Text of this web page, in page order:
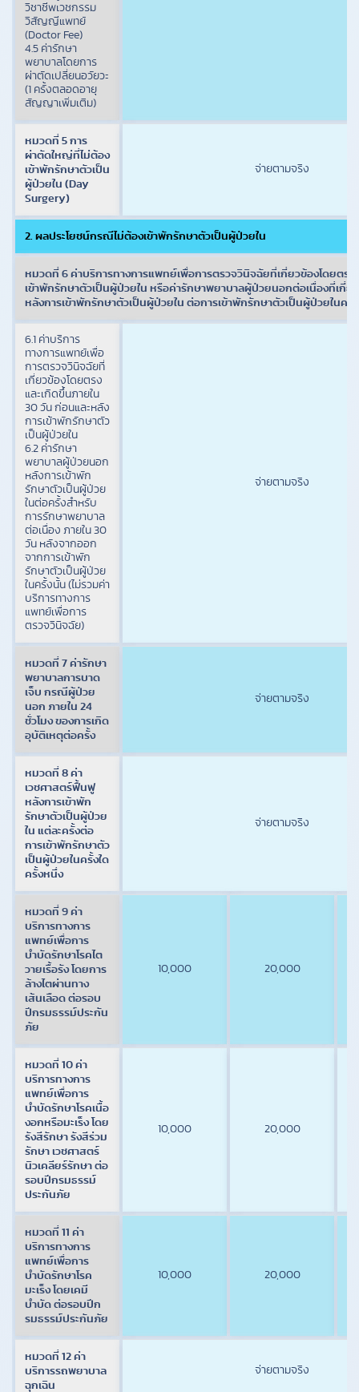
วิชาชีพเวชกรรม
วิสัญญีแพทย์
(Doctor Fee)
4.5 ค่ารักษา
พยาบาลโดยการ
ผ่าตัดเปลี่ยนอวัยวะ
(1 ครั้งตลอดอายุ
สัญญาเพิ่มเติม)
หมวดที่ 5 การ
ผ่าตัดใหญ่ที่ไม่ต้อง
เข้าพักรักษาตัวเป็น
ผู้ป่วยใน (Day
Surgery)
จ่ายตามจริง
2. ผลประโยชน์กรณีไม่ต้องเข้าพักรักษาตัวเป็นผู้ป่วยใน
หมวดที่ 6 ค่าบริการทางการแพทย์เพื่อการตรวจวินิจฉัยที่เกี่ยวข้องโดยตรง
เข้าพักรักษาตัวเป็นผู้ป่วยใน หรือค่ารักษาพยาบาลผู้ป่วยนอกต่อเนื่องที่เกี่ย
หลังการเข้าพักรักษาตัวเป็นผู้ป่วยใน ต่อการเข้าพักรักษาตัวเป็นผู้ป่วยในครั้
6.1 ค่าบริการ
ทางการแพทย์เพื่อ
การตรวจวินิจฉัยที่
เกี่ยวข้องโดยตรง
และเกิดขึ้นภายใน
30 วัน ก่อนและหลัง
การเข้าพักรักษาตัว
เป็นผู้ป่วยใน
6.2 ค่ารักษา
พยาบาลผู้ป่วยนอก
หลังการเข้าพัก
รักษาตัวเป็นผู้ป่วย
ในต่อครั้งสำหรับ
การรักษาพยาบาล
ต่อเนื่อง ภายใน 30
วัน หลังจากออก
จากการเข้าพัก
รักษาตัวเป็นผู้ป่วย
ในครั้งนั้น (ไม่รวมค่า
บริการทางการ
แพทย์เพื่อการ
ตรวจวินิจฉัย)
จ่ายตามจริง
หมวดที่ 7 ค่ารักษา
พยาบาลการบาด
เจ็บ กรณีผู้ป่วย
นอก ภายใน 24
ชั่วโมง ของการเกิด
อุบัติเหตุต่อครั้ง
จ่ายตามจริง
หมวดที่ 8 ค่า
เวชศาสตร์ฟื้นฟู
หลังการเข้าพัก
รักษาตัวเป็นผู้ป่วย
ใน แต่ละครั้งต่อ
การเข้าพักรักษาตัว
เป็นผู้ป่วยในครั้งใด
ครั้งหนึ่ง
จ่ายตามจริง
หมวดที่ 9 ค่า
บริการทางการ
แพทย์เพื่อการ
บำบัดรักษาโรคไต
วายเรื้อรัง โดยการ
ล้างไตผ่านทาง
เส้นเลือด ต่อรอบ
ปีกรมธรรม์ประกัน
ภัย
10,000 20,000
หมวดที่ 10 ค่า
บริการทางการ
แพทย์เพื่อการ
บำบัดรักษาโรคเนื้อ
งอกหรือมะเร็ง โดย
รังสีรักษา รังสีร่วม
รักษา เวชศาสตร์
นิวเคลียร์รักษา ต่อ
รอบปีกรมธรรม์
ประกันภัย
10,000 20,000
หมวดที่ 11 ค่า
บริการทางการ
แพทย์เพื่อการ
บำบัดรักษาโรค
มะเร็ง โดยเคมี
บำบัด ต่อรอบปีก
รมธรรม์ประกันภัย
10,000 20,000
หมวดที่ 12 ค่า
บริการรถพยาบาล
ฉุกเฉิน
จ่ายตามจริง